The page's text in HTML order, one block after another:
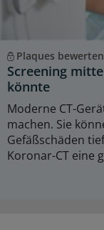
Plaques bewerten
Screening
könnte
Moderne CT-
machen. Sie
Gefäßschäden
Koronar-CT eine